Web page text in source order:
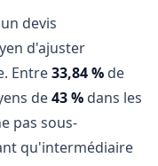
devis
d'ajuster
Entre33,84 % de
de43 % dans les
pas sous-
qu'intermédiaire